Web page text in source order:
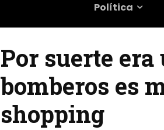
Política
Por suerte
bomberos es
shopping